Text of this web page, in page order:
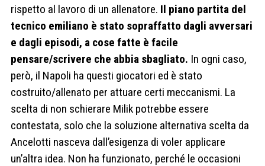
rispetto al lavoro di un allenatore. Il piano partita del
tecnico emiliano è stato sopraffatto dagli avversari
e dagli episodi, a cose fatte è facile
pensare/scrivere che abbia sbagliato. In ogni caso,
però, il Napoli ha questi giocatori ed è stato
costruito/allenato per attuare certi meccanismi. La
scelta di non schierare Milik potrebbe essere
contestata, solo che la soluzione alternativa scelta da
Ancelotti nasceva dall’esigenza di voler applicare
un’altra idea. Non ha funzionato, perché le occasioni